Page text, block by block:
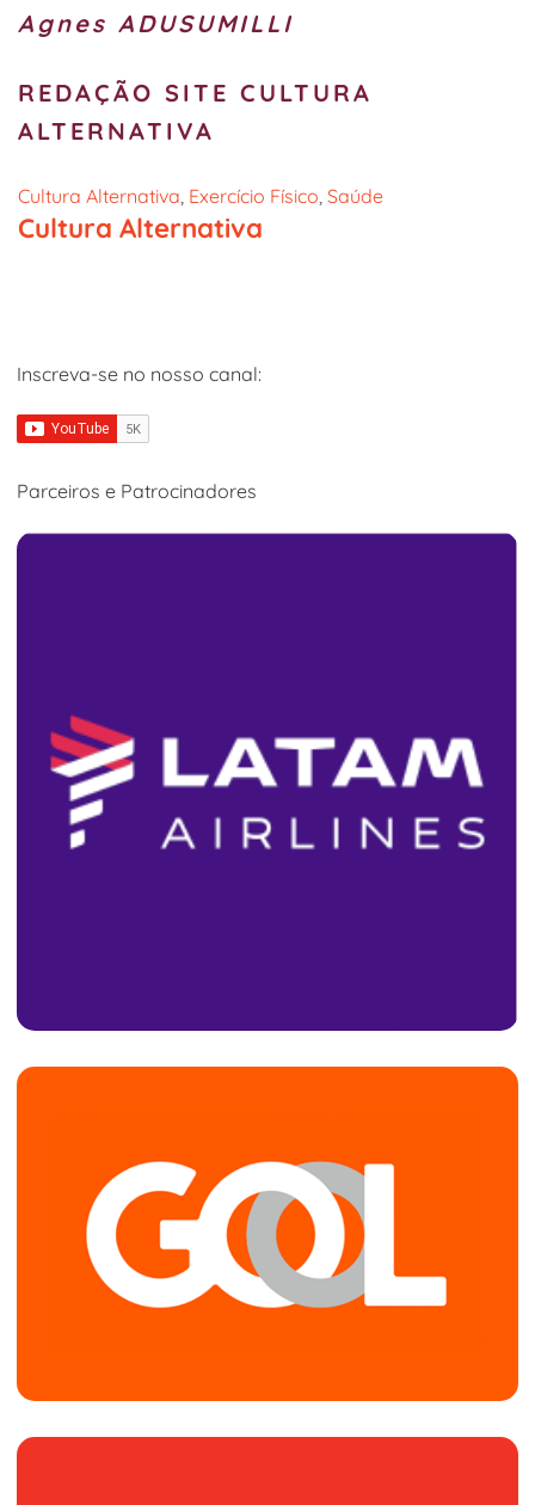
Agnes ADUSUMILLI
REDAÇÃO SITE CULTURA
ALTERNATIVA
Cultura Alternativa Exercício Físico Saúde
Cultura Alternativa
Inscreva-se no nosso canal:
Parceiros e Patrocinadores